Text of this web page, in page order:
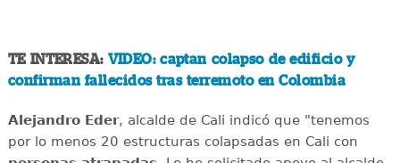
TE INTERESA: VIDEO: captan colapso de edificio y
confirman fallecidos tras terremoto en Colombia
Alejandro Eder, alcalde de Cali indicó que "tenemos
por lo menos 20 estructuras colapsadas en Cali con